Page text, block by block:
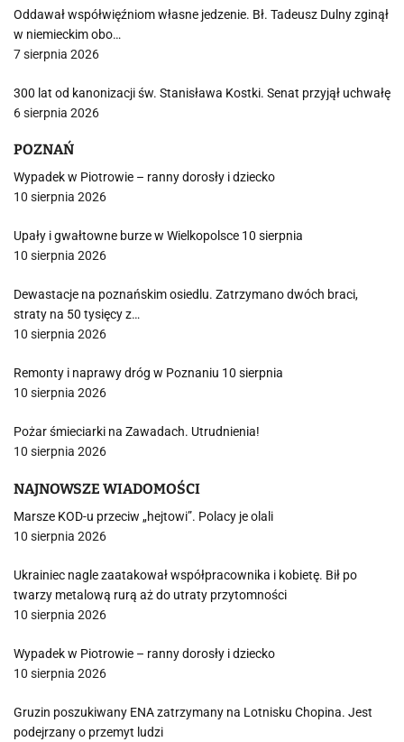
Oddawał współwięźniom własne jedzenie. Bł. Tadeusz Dulny zginął
w niemieckim obo…
7 sierpnia 2026
300 lat od kanonizacji św. Stanisława Kostki. Senat przyjął uchwałę
6 sierpnia 2026
POZNAŃ
Wypadek w Piotrowie – ranny dorosły i dziecko
10 sierpnia 2026
Upały i gwałtowne burze w Wielkopolsce 10 sierpnia
10 sierpnia 2026
Dewastacje na poznańskim osiedlu. Zatrzymano dwóch braci,
straty na 50 tysięcy z…
10 sierpnia 2026
Remonty i naprawy dróg w Poznaniu 10 sierpnia
10 sierpnia 2026
Pożar śmieciarki na Zawadach. Utrudnienia!
10 sierpnia 2026
NAJNOWSZE WIADOMOŚCI
Marsze KOD-u przeciw „hejtowi”. Polacy je olali
10 sierpnia 2026
Ukrainiec nagle zaatakował współpracownika i kobietę. Bił po
twarzy metalową rurą aż do utraty przytomności
10 sierpnia 2026
Wypadek w Piotrowie – ranny dorosły i dziecko
10 sierpnia 2026
Gruzin poszukiwany ENA zatrzymany na Lotnisku Chopina. Jest
podejrzany o przemyt ludzi